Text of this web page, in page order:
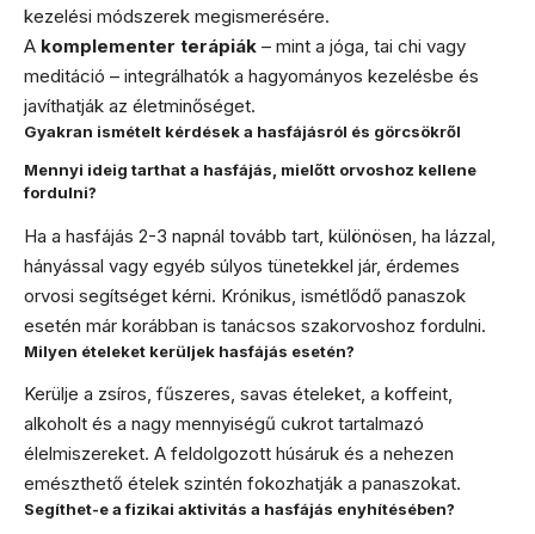
kezelési módszerek megismerésére.
A komplementer terápiák – mint a jóga, tai chi vagy
meditáció – integrálhatók a hagyományos kezelésbe és
javíthatják az életminőséget.
Gyakran ismételt kérdések a hasfájásról és görcsökről
Mennyi ideig tarthat a hasfájás, mielőtt orvoshoz kellene
fordulni?
Ha a hasfájás 2-3 napnál tovább tart, különösen, ha lázzal,
hányással vagy egyéb súlyos tünetekkel jár, érdemes
orvosi segítséget kérni. Krónikus, ismétlődő panaszok
esetén már korábban is tanácsos szakorvoshoz fordulni.
Milyen ételeket kerüljek hasfájás esetén?
Kerülje a zsíros, fűszeres, savas ételeket, a koffeint,
alkoholt és a nagy mennyiségű cukrot tartalmazó
élelmiszereket. A feldolgozott húsáruk és a nehezen
emészthető ételek szintén fokozhatják a panaszokat.
Segíthet-e a fizikai aktivitás a hasfájás enyhítésében?